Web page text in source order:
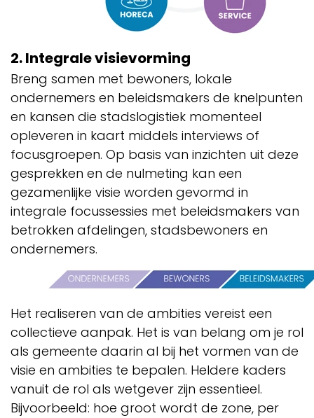
2. Integrale visievorming
Breng samen met bewoners, lokale
ondernemers en beleidsmakers de knelpunten
en kansen die stadslogistiek momenteel
opleveren in kaart middels interviews of
focusgroepen. Op basis van inzichten uit deze
gesprekken en de nulmeting kan een
gezamenlijke visie worden gevormd in
integrale focussessies met beleidsmakers van
betrokken afdelingen, stadsbewoners en
ondernemers.
Het realiseren van de ambities vereist een
collectieve aanpak. Het is van belang om je rol
als gemeente daarin al bij het vormen van de
visie en ambities te bepalen. Heldere kaders
vanuit de rol als wetgever zijn essentieel.
Bijvoorbeeld: hoe groot wordt de zone, per